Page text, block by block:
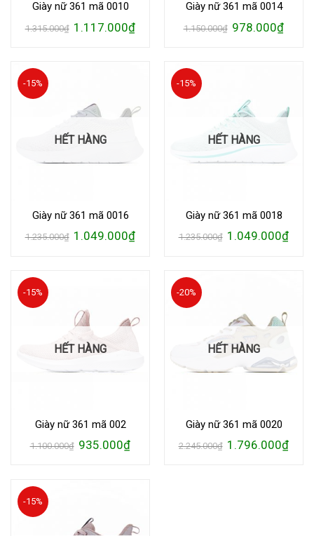
Giày nữ 361 mã 0010
1.315.000₫ Giá
gốc
1.117.000₫Giá
Giày nữ 361 mã 0014
1.150.000₫ Giá
gốc
978.000₫Giá
-15%
HẾT HÀNG
Giày nữ 361 mã 0016
1.235.000₫ Giá
gốc
1.049.000₫Giá
-15%
HẾT HÀNG
Giày nữ 361 mã 0018
1.235.000₫ Giá
gốc
1.049.000₫Giá
-15%
HẾT HÀNG
Giày nữ 361 mã 002
1.100.000₫ Giá
gốc
935.000₫Giá
-20%
HẾT HÀNG
Giày nữ 361 mã 0020
2.245.000₫ Giá
gốc
1.796.000₫Giá
-15%